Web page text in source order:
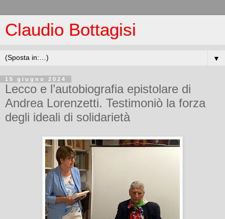
Claudio Bottagisi
▼
15 giugno 2024
Lecco e l’autobiografia epistolare di
Andrea Lorenzetti. Testimoniò la forza
degli ideali di solidarietà